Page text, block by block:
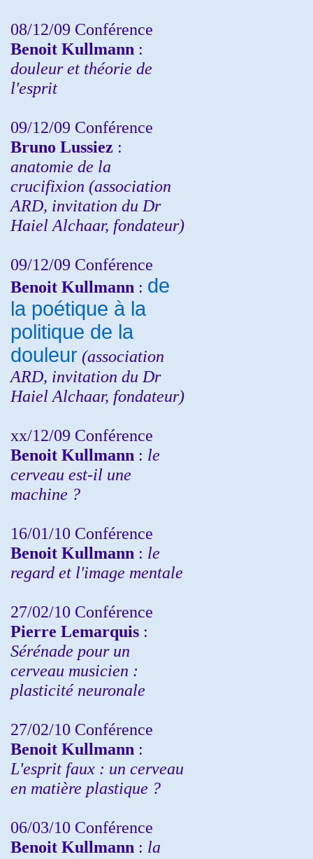
08/12/09 Conférence
Benoit Kullmann :
douleur et théorie de
l'esprit
09/12/09 Conférence
Bruno Lussiez :
anatomie de la
crucifixion (association
ARD, invitation du Dr
Haiel Alchaar, fondateur)
09/12/09 Conférence
Benoit Kullmann : de
la poétique à la
politique de la
douleur (association
ARD, invitation du Dr
Haiel Alchaar, fondateur)
xx/12/09 Conférence
Benoit Kullmann : le
cerveau est-il une
machine ?
16/01/10 Conférence
Benoit Kullmann : le
regard et l'image mentale
27/02/10 Conférence
Pierre Lemarquis :
Sérénade pour un
cerveau musicien :
plasticité neuronale
27/02/10 Conférence
Benoit Kullmann :
L'esprit faux : un cerveau
en matière plastique ?
06/03/10 Conférence
Benoit Kullmann : la